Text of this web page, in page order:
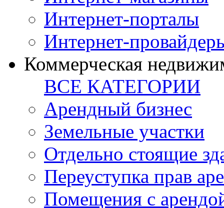
Интернет-порталы
Интернет-
Коммерческая
ВСЕ КАТЕГОРИИ
Арендный бизнес
Земельные участки
Отдельно стоящие
Переуступка прав
Помещения с